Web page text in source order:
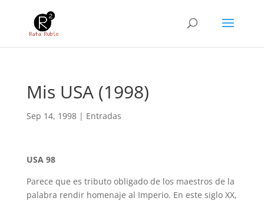
Mis USA (1998)
Sep 14, 1998| Entradas
USA 98
Parece que es tributo obligado de los maestros de la
palabra rendir homenaje al Imperio. En este siglo XX,